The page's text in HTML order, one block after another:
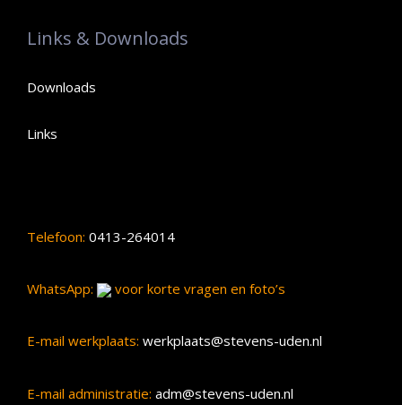
Links & Downloads
Downloads
Links
Telefoon: 0413-264014
WhatsApp: voor korte vragen en foto’s
E-mail werkplaats: werkplaats@stevens-uden.nl
E-mail administratie: adm@stevens-uden.nl